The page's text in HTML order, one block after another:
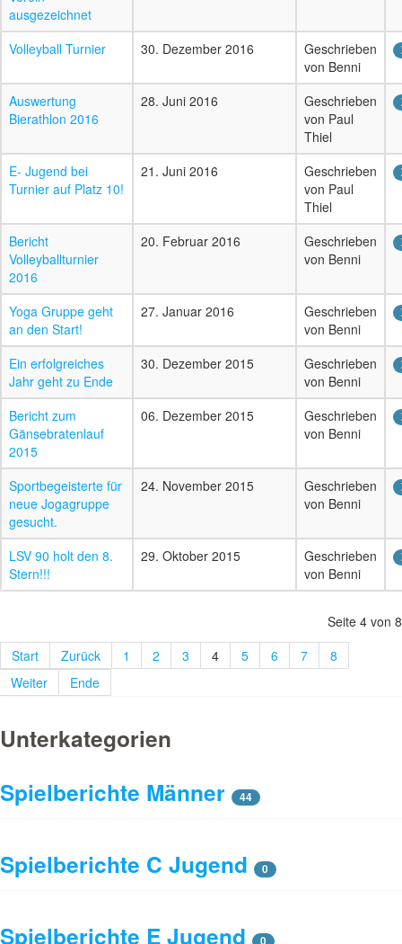
ausgezeichnet
Volleyball Turnier 30. Dezember 2016
Geschrieben
von Benni
Auswertung
Bierathlon 2016
28. Juni 2016
Geschrieben
von Paul
Thiel
E- Jugend bei
Turnier auf Platz 10!
21. Juni 2016
Geschrieben
von Paul
Thiel
Bericht
Volleyballturnier
2016
20. Februar 2016
Geschrieben
von Benni
Yoga Gruppe geht
an den Start!
27. Januar 2016
Geschrieben
von Benni
Ein erfolgreiches
Jahr geht zu Ende
30. Dezember 2015
Geschrieben
von Benni
Bericht zum
Gänsebratenlauf
2015
06. Dezember 2015
Geschrieben
von Benni
Sportbegeisterte für
neue Jogagruppe
gesucht.
24. November 2015
Geschrieben
von Benni
LSV 90 holt den 8.
Stern!!!
29. Oktober 2015
Geschrieben
von Benni
Seite 4 von 8
Start
Zurück 1 2 3 4 5 6 7
8
Weiter
Ende
Unterkategorien
Spielberichte Männer
44
Spielberichte C Jugend 0
Spielberichte E Jugend 0